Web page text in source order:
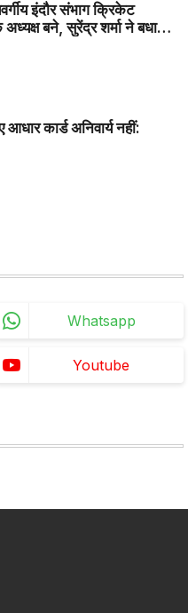
इंदौर संभाग क्रिकेट
बने, सुरेंद्र शर्मा ने बधाई
कार्ड अनिवार्य नहीं:
Whatsapp
Youtube